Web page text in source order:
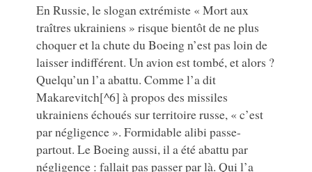
En Russie, le slogan extrémiste « Mort aux
traîtres ukrainiens » risque bientôt de ne plus
choquer et la chute du Boeing n’est pas loin de
laisser indifférent. Un avion est tombé, et alors ?
Quelqu’un l’a abattu. Comme l’a dit
Makarevitch[^6] à propos des missiles
ukrainiens échoués sur territoire russe, « c’est
par négligence ». Formidable alibi passe-
partout. Le Boeing aussi, il a été abattu par
négligence : fallait pas passer par là. Qui l’a